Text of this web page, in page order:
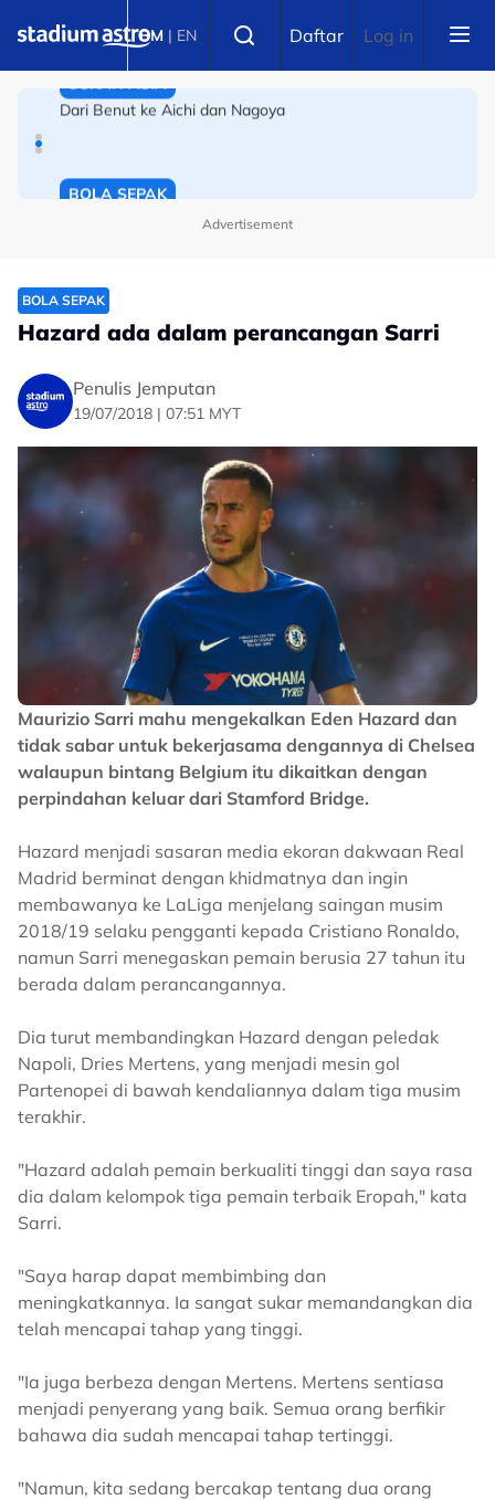
BM | EN Daftar Log in
Dari Benut ke Aichi dan Nagoya
BOLA SEPAK
Advertisement
BOLA SEPAK
Hazard ada dalam perancangan Sarri
Penulis Jemputan
19/07/2018 | 07:51 MYT
Maurizio Sarri mahu mengekalkan Eden Hazard dan
tidak sabar untuk bekerjasama dengannya di Chelsea
walaupun bintang Belgium itu dikaitkan dengan
perpindahan keluar dari Stamford Bridge.
Hazard menjadi sasaran media ekoran dakwaan Real
Madrid berminat dengan khidmatnya dan ingin
membawanya ke LaLiga menjelang saingan musim
2018/19 selaku pengganti kepada Cristiano Ronaldo,
namun Sarri menegaskan pemain berusia 27 tahun itu
berada dalam perancangannya.
Dia turut membandingkan Hazard dengan peledak
Napoli, Dries Mertens, yang menjadi mesin gol
Partenopei di bawah kendaliannya dalam tiga musim
terakhir.
"Hazard adalah pemain berkualiti tinggi dan saya rasa
dia dalam kelompok tiga pemain terbaik Eropah," kata
Sarri.
"Saya harap dapat membimbing dan
meningkatkannya. Ia sangat sukar memandangkan dia
telah mencapai tahap yang tinggi.
"Ia juga berbeza dengan Mertens. Mertens sentiasa
menjadi penyerang yang baik. Semua orang berfikir
bahawa dia sudah mencapai tahap tertinggi.
"Namun, kita sedang bercakap tentang dua orang